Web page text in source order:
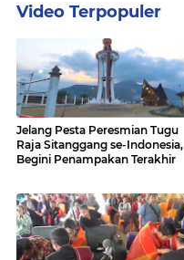
Video Terpopuler
Jelang Pesta Peresmian Tugu
Raja Sitanggang se-Indonesia,
Begini Penampakan Terakhir